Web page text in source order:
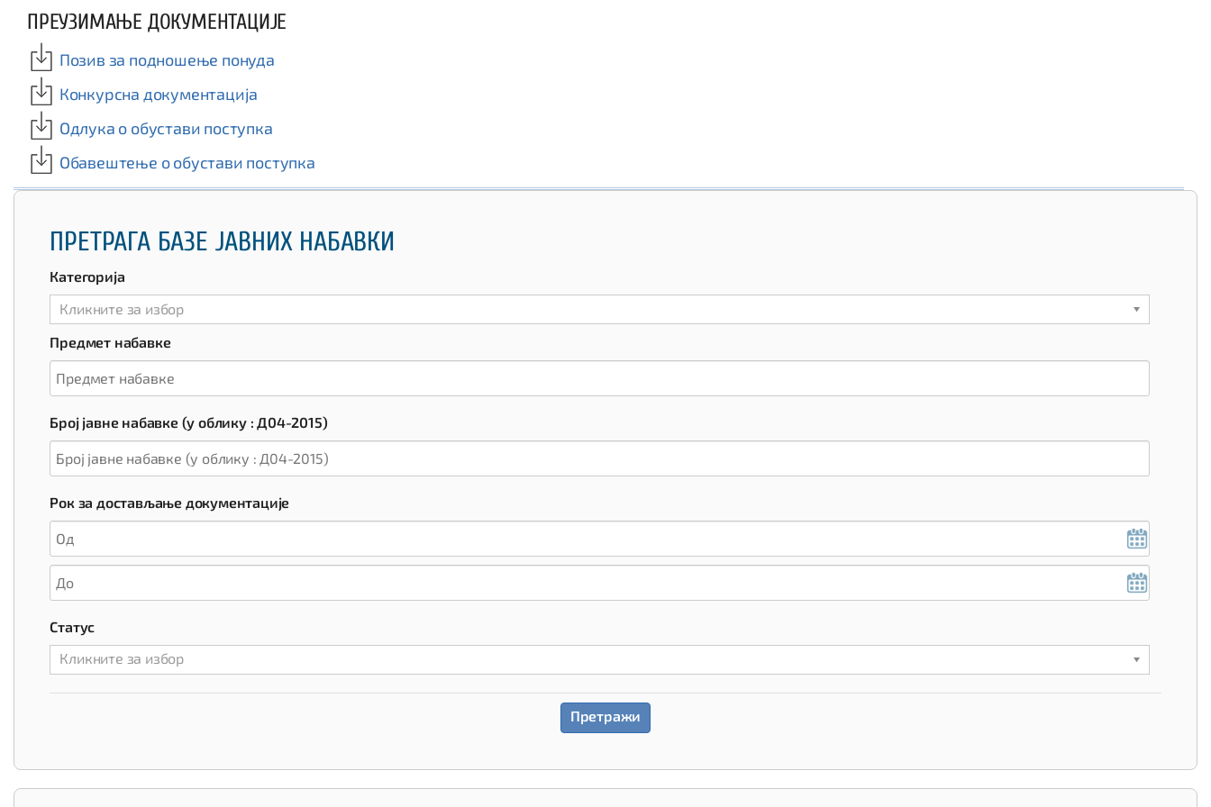
ПРЕУЗИМАЊЕ ДОКУМЕНТАЦИЈЕ
Позив за подношење понуда
Конкурсна документација
Oдлука о обустави поступка
Обавештење о обустави поступка
ПРЕТРАГА БАЗЕ ЈАВНИХ НАБАВКИ
Категорија
Кликните за избор
Предмет набавке
Број јавне набавке (у облику : Д04-2015)
Рок за достављање документације
Статус
Кликните за избор